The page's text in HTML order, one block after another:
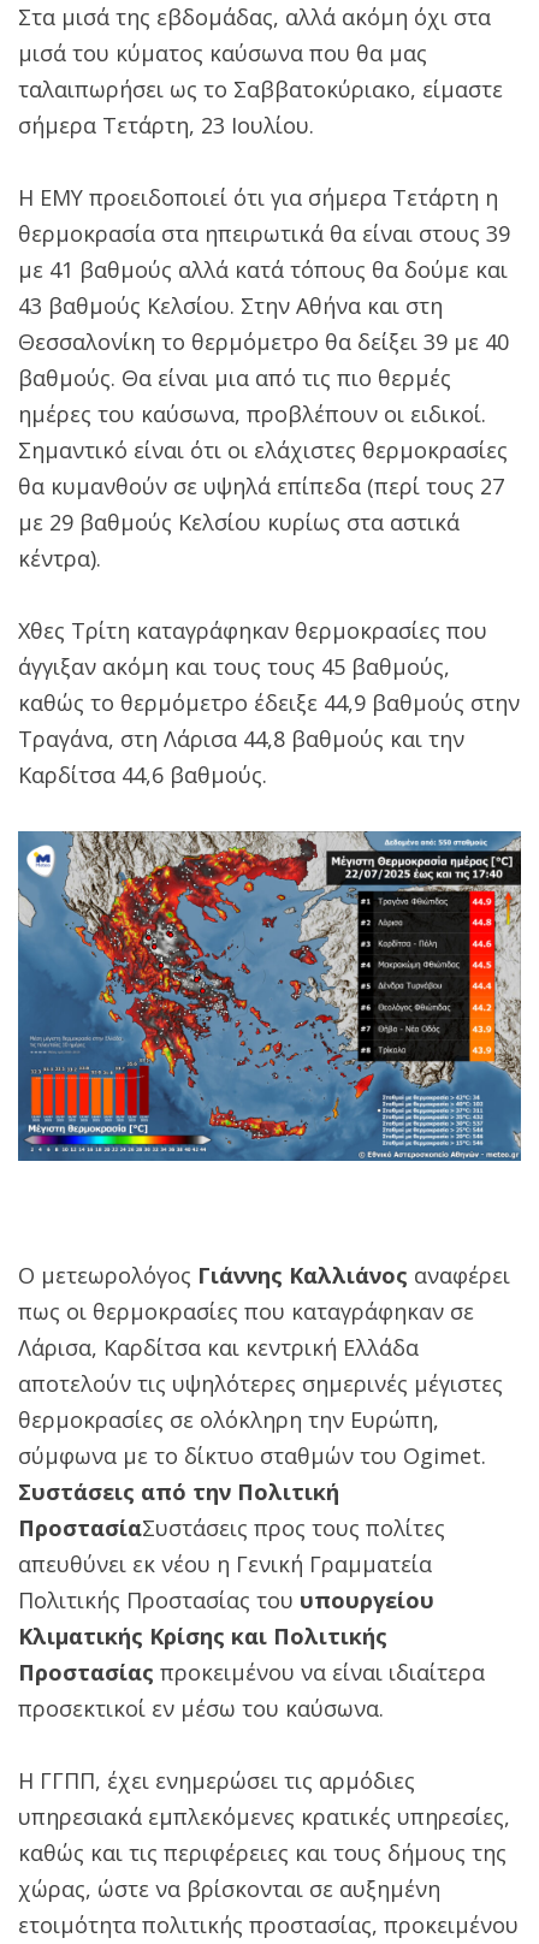
Στα μισά της εβδομάδας, αλλά ακόμη όχι στα
μισά του κύματος καύσωνα που θα μας
ταλαιπωρήσει ως το Σαββατοκύριακο, είμαστε
σήμερα Τετάρτη, 23 Ιουλίου.
Η ΕΜΥ προειδοποιεί ότι για σήμερα Τετάρτη η
θερμοκρασία στα ηπειρωτικά θα είναι στους 39
με 41 βαθμούς αλλά κατά τόπους θα δούμε και
43 βαθμούς Κελσίου. Στην Αθήνα και στη
Θεσσαλονίκη το θερμόμετρο θα δείξει 39 με 40
βαθμούς. Θα είναι μια από τις πιο θερμές
ημέρες του καύσωνα, προβλέπουν οι ειδικοί.
Σημαντικό είναι ότι οι ελάχιστες θερμοκρασίες
θα κυμανθούν σε υψηλά επίπεδα (περί τους 27
με 29 βαθμούς Κελσίου κυρίως στα αστικά
κέντρα).
Χθες Τρίτη καταγράφηκαν θερμοκρασίες που
άγγιξαν ακόμη και τους τους 45 βαθμούς,
καθώς το θερμόμετρο έδειξε 44,9 βαθμούς στην
Τραγάνα, στη Λάρισα 44,8 βαθμούς και την
Καρδίτσα 44,6 βαθμούς.
Ο μετεωρολόγος Γιάννης Καλλιάνος αναφέρει
πως οι θερμοκρασίες που καταγράφηκαν σε
Λάρισα, Καρδίτσα και κεντρική Ελλάδα
αποτελούν τις υψηλότερες σημερινές μέγιστες
θερμοκρασίες σε ολόκληρη την Ευρώπη,
σύμφωνα με το δίκτυο σταθμών του Ogimet.
Συστάσεις από την Πολιτική
ΠροστασίαΣυστάσεις προς τους πολίτες
απευθύνει εκ νέου η Γενική Γραμματεία
Πολιτικής Προστασίας του υπουργείου
Κλιματικής Κρίσης και Πολιτικής
Προστασίας προκειμένου να είναι ιδιαίτερα
προσεκτικοί εν μέσω του καύσωνα.
Η ΓΓΠΠ, έχει ενημερώσει τις αρμόδιες
υπηρεσιακά εμπλεκόμενες κρατικές υπηρεσίες,
καθώς και τις περιφέρειες και τους δήμους της
χώρας, ώστε να βρίσκονται σε αυξημένη
ετοιμότητα πολιτικής προστασίας, προκειμένου